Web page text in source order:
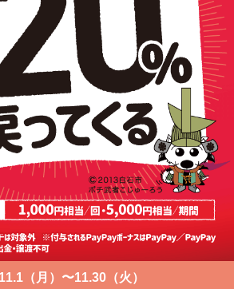
（月）〜11.30（火）